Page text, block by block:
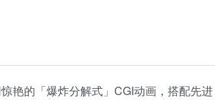
艳的「爆炸分解式」CGI动画，搭配先进